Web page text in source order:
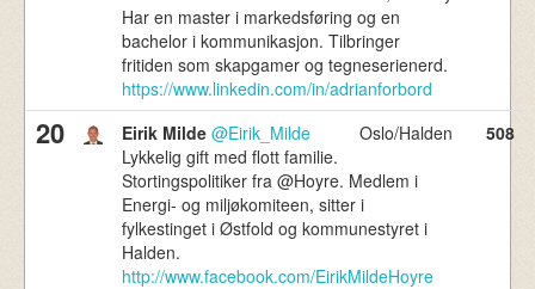
Har en master i markedsføring og en
bachelor i kommunikasjon. Tilbringer
fritiden som skapgamer og tegneserienerd.
https://www.linkedin.com/in/adrianforbord
20 Eirik Milde @Eirik_Milde
Oslo/Halden
Lykkelig gift med flott familie.
Stortingspolitiker fra @Hoyre. Medlem i
Energi- og miljøkomiteen, sitter i
fylkestinget i Østfold og kommunestyret i
Halden.
http://www.facebook.com/EirikMildeHoyre
508